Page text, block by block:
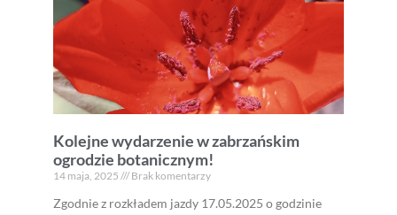
Kolejne wydarzenie w zabrzańskim
ogrodzie botanicznym!
14 maja, 2025 Brak komentarzy
Zgodnie z rozkładem jazdy 17.05.2025 o godzinie